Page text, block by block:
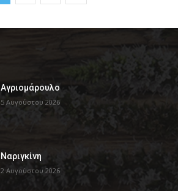
Αγριομάρουλο
5 Αυγούστου 2026
Ναριγκίνη
2 Αυγούστου 2026